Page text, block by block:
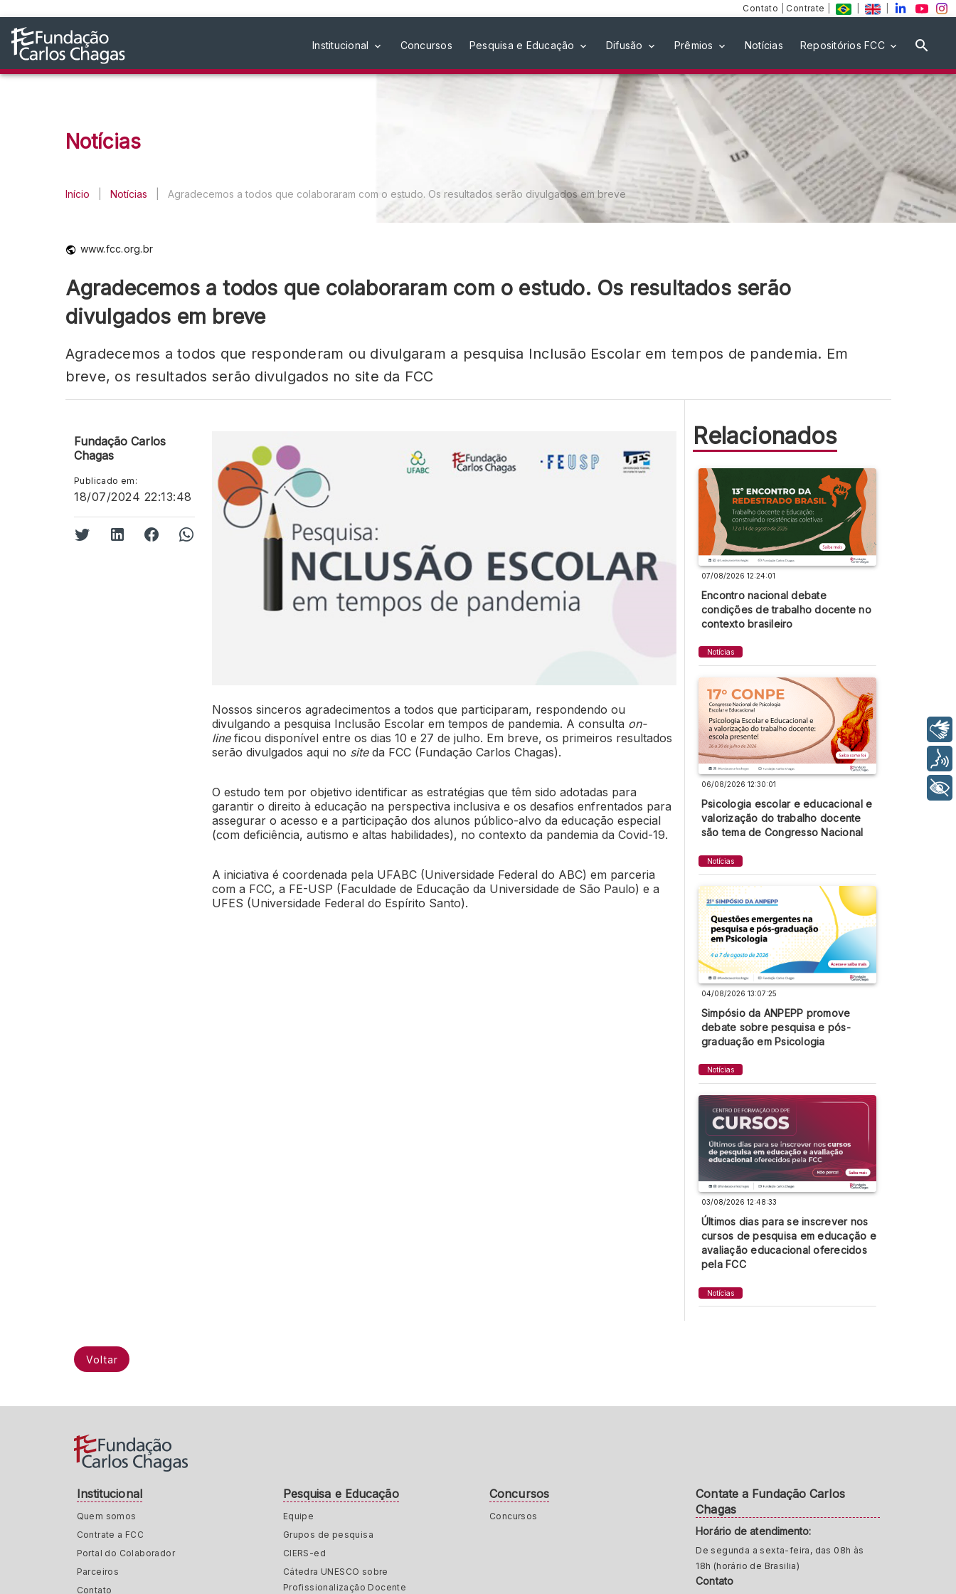
Contato Contrate
Institucional Concursos Pesquisa e Educação Difusão Prêmios Notícias Repositórios FCC
Notícias
Início Notícias Agradecemos a todos que colaboraram com o estudo. Os resultados serão divulgados em breve
www.fcc.org.br
Agradecemos a todos que colaboraram com o estudo. Os resultados serão
divulgados em breve
Agradecemos a todos que responderam ou divulgaram a pesquisa Inclusão Escolar em tempos de pandemia. Em
breve, os resultados serão divulgados no site da FCC
Fundação Carlos
Chagas
Publicado em:
18/07/2024 22:13:48
Nossos sinceros agradecimentos a todos que participaram, respondendo ou
divulgando a pesquisa Inclusão Escolar em tempos de pandemia. A consulta on-
lineficou disponível entre os dias 10 e 27 de julho. Em breve, os primeiros resultados
serão divulgados aqui no siteda FCC (Fundação Carlos Chagas).
O estudo tem por objetivo identificar as estratégias que têm sido adotadas para
garantir o direito à educação na perspectiva inclusiva e os desafios enfrentados para
assegurar o acesso e a participação dos alunos público-alvo da educação especial
(com deficiência, autismo e altas habilidades), no contexto da pandemia da Covid-19.
A iniciativa é coordenada pela UFABC (Universidade Federal do ABC) em parceria
com a FCC, a FE-USP (Faculdade de Educação da Universidade de São Paulo) e a
UFES (Universidade Federal do Espírito Santo).
Relacionados
07/08/2026 12:24:01
Encontro nacional debate
condições de trabalho docente no
contexto brasileiro
Notícias
06/08/2026 12:30:01
Psicologia escolar e educacional e
valorização do trabalho docente
são tema de Congresso Nacional
Notícias
04/08/2026 13:07:25
Simpósio da ANPEPP promove
debate sobre pesquisa e pós-
graduação em Psicologia
Notícias
03/08/2026 12:48:33
Últimos dias para se inscrever nos
cursos de pesquisa em educação e
avaliação educacional oferecidos
pela FCC
Notícias
Voltar
Institucional
Quem somos
Contrate a FCC
Portal do Colaborador
Parceiros
Contato
Pesquisa e Educação
Equipe
Grupos de pesquisa
CIERS-ed
Cátedra UNESCO sobre
Profissionalização Docente
Concursos
Concursos
Contate a Fundação Carlos
Chagas
Horário de atendimento:
De segunda a sexta-feira, das 08h às
18h (horário de Brasilia)
Contato